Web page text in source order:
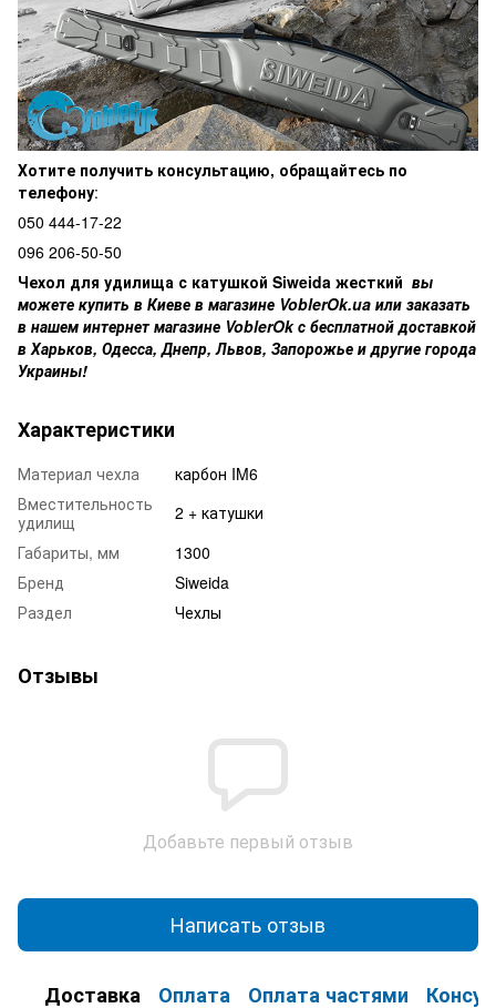
Хотите получить консультацию, обращайтесь по
телефону:
050 444-17-22
096 206-50-50
Чехол для удилища с катушкой Siweida жесткий вы
можете купить в Киеве в магазине VoblerOk.ua или заказать
в нашем интернет магазине VoblerOk с бесплатной доставкой
в Харьков, Одесса, Днепр, Львов, Запорожье и другие города
Украины!
Характеристики
Материал чехла
карбон IM6
Вместительность
удилищ
2 + катушки
Габариты, мм
1300
Бренд
Siweida
Раздел
Чехлы
Отзывы
Добавьте первый отзыв
Написать отзыв
Доставка Оплата Оплата частями